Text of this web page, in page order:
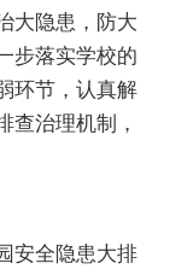
大隐患，防大
步落实学校的
环节，认真解
查治理机制，
安全隐患大排